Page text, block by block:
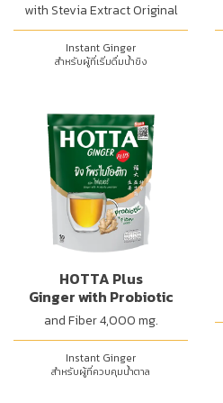
with Stevia Extract Original
Instant Ginger
สำหรับผู้ที่เริ่มดื่มน้ำขิง
HOTTA Plus
Ginger with Probiotic
and Fiber 4,000 mg.
Instant Ginger
สำหรับผู้ที่ควบคุมน้ำตาล